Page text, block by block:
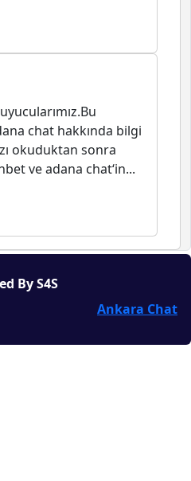
chat hakkında bilgi
okuduktan sonra
ve adana chat‘in...
By S4S
Ankara Chat